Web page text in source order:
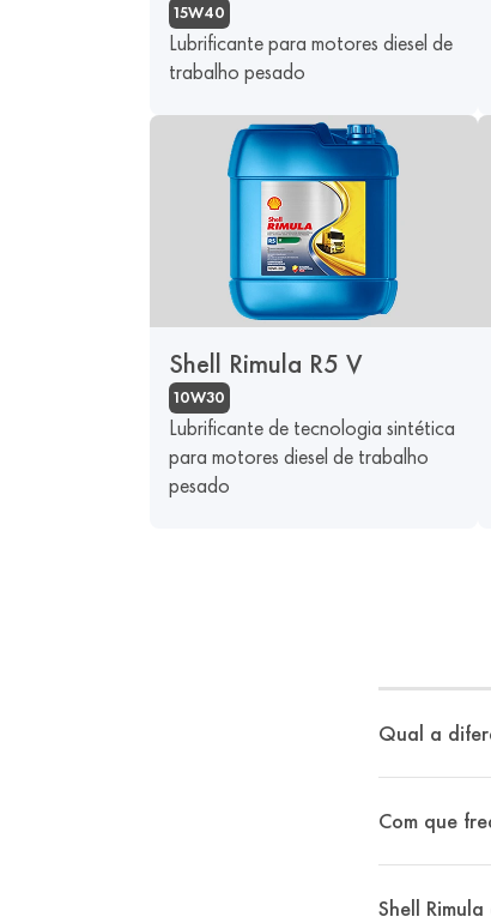
15W40
Lubrificante para motores diesel de
trabalho pesado
Shell Rimula R5 V
10W30
Lubrificante de tecnologia sintética
para motores diesel de trabalho
pesado
Qual a
Com que
Shell